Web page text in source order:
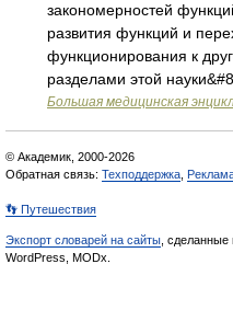
закономерностей
развития функций и
функционирования к
разделами этой
Большая медицинская
© Академик, 2000-2026
Обратная связь: Техподдержка
👣 Путешествия
Экспорт словарей на сайты , сделанные
WordPress, MODx.